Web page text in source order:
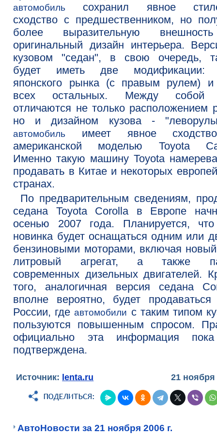
автомобиль
сохранил явное
сходство с предшественником, но
более выразительную
оригинальный дизайн интерьера.
кузовом "седан", в свою очередь,
будет иметь две модификации:
японского рынка (с правым рулем)
всех остальных. Между собой
отличаются не только расположением
но и дизайном кузова -
автомобиль
имеет явное
американской моделью Toyota
Именно такую машину Toyota
продавать в Китае и некоторых
странах.
По предварительным сведениям,
седана Toyota Corolla в Европе
осенью 2007 года. Планируется,
новинка будет оснащаться одним или
бензиновыми моторами, включая
литровый агрегат, а также
современных дизельных двигателей.
того, аналогичная версия седана
вполне вероятно, будет
России, гдеавтомобили с таким типом
пользуются повышенным спросом.
официально эта информация
подтверждена.
Источник: lenta.ru 21 ноября
АвтоНовости за 21 ноября 2006 г.